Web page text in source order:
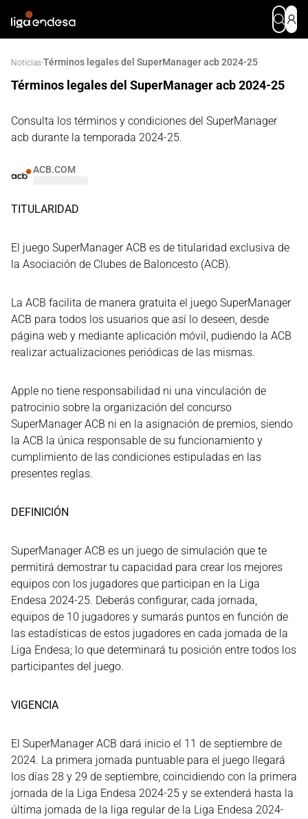
Noticias·Términos legales del SuperManager acb 2024-25
Términos legales del SuperManager acb 2024-25
Consulta los términos y condiciones del SuperManager
acb durante la temporada 2024-25.
ACB.COM
TITULARIDAD
El juego SuperManager ACB es de titularidad exclusiva de
la Asociación de Clubes de Baloncesto (ACB).
La ACB facilita de manera gratuita el juego SuperManager
ACB para todos los usuarios que así lo deseen, desde
página web y mediante aplicación móvil, pudiendo la ACB
realizar actualizaciones periódicas de las mismas.
Apple no tiene responsabilidad ni una vinculación de
patrocinio sobre la organización del concurso
SuperManager ACB ni en la asignación de premios, siendo
la ACB la única responsable de su funcionamiento y
cumplimiento de las condiciones estipuladas en las
presentes reglas.
DEFINICIÓN
SuperManager ACB es un juego de simulación que te
permitirá demostrar tu capacidad para crear los mejores
equipos con los jugadores que participan en la Liga
Endesa 2024-25. Deberás configurar, cada jornada,
equipos de 10 jugadores y sumarás puntos en función de
las estadísticas de estos jugadores en cada jornada de la
Liga Endesa; lo que determinará tu posición entre todos los
participantes del juego.
VIGENCIA
El SuperManager ACB dará inicio el 11 de septiembre de
2024. La primera jornada puntuable para el juego llegará
los días 28 y 29 de septiembre, coincidiendo con la primera
jornada de la Liga Endesa 2024-25 y se extenderá hasta la
última jornada de la liga regular de la Liga Endesa 2024-